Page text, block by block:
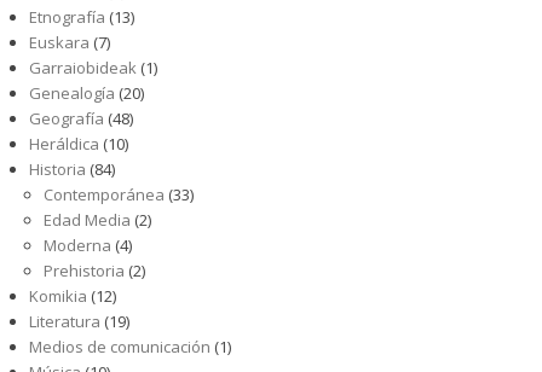
Etnografía (13)
Euskara (7)
Garraiobideak (1)
Genealogía (20)
Geografía (48)
Heráldica (10)
Historia (84)
Contemporánea (33)
Edad Media (2)
Moderna (4)
Prehistoria (2)
Komikia (12)
Literatura (19)
Medios de comunicación (1)